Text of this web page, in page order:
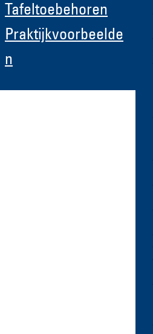
Tafeltoebehoren
Praktijkvoorbeelde
n